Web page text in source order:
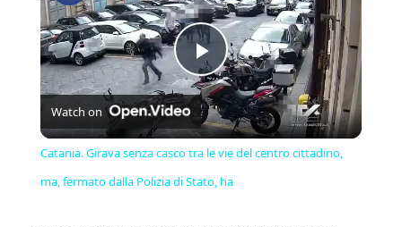
Play
Video
Watch on
Catania. Girava senza casco tra le vie del centro cittadino,
ma, fermato dalla Polizia di Stato, ha